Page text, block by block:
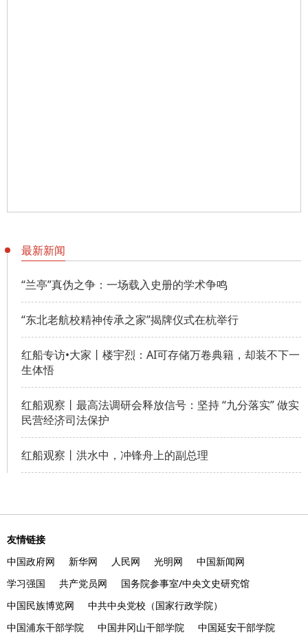
最新新闻
“兰亭”真伪之争：一场载入史册的学术争鸣
“东北老航校精神传承之家”揭牌仪式在杭举行
红船专访•大家丨楼宇烈：AI可存储万卷典籍，却装不下一
生体悟
红船观察丨最高法调研会释放信号：坚持 “九分落实” 做实
民营经济司法保护
红船观察丨洪水中，冲锋舟上的副总理
友情链接
中国政府网
新华网 人民网 光明网
中国新闻网
学习强国
共产党员网
国务院参事室/中央文史研究馆
中国民族博览网
中共中央党校（国家行政学院）
中国浦东干部学院
中国井冈山干部学院 中国延安干部学院